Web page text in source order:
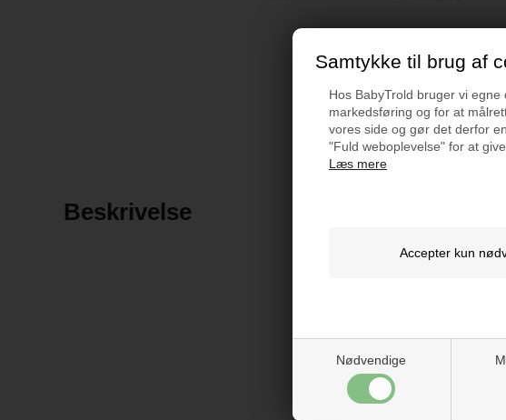
Samtykke til brug af
Hos BabyTrold bruger vi
markedsføring og for at
vores side og gør det derfor
"Fuld weboplevelse" for at
Læs mere
Nødvendige
Beskrivelse